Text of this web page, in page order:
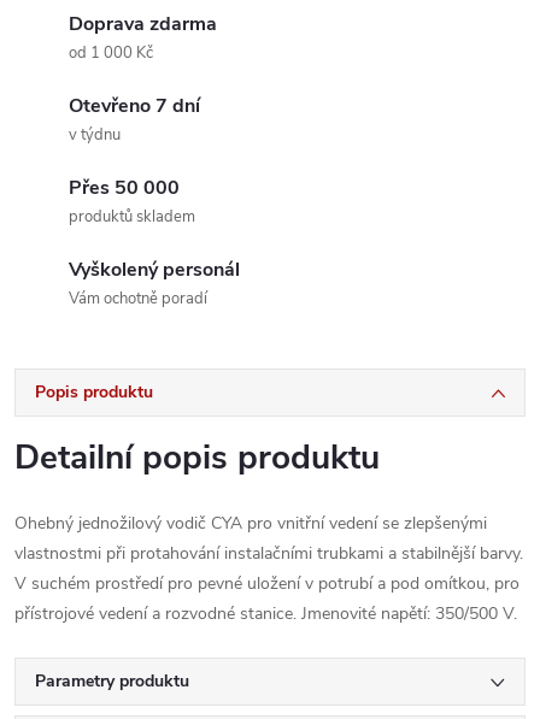
Doprava zdarma
od 1 000 Kč
Otevřeno 7 dní
v týdnu
Přes 50 000
produktů skladem
Vyškolený personál
Vám ochotně poradí
Popis produktu
Detailní popis produktu
Ohebný jednožilový vodič CYA pro vnitřní vedení se zlepšenými
vlastnostmi při protahování instalačními trubkami a stabilnější barvy.
V suchém prostředí pro pevné uložení v potrubí a pod omítkou, pro
přístrojové vedení a rozvodné stanice. Jmenovité napětí: 350/500 V.
Parametry produktu